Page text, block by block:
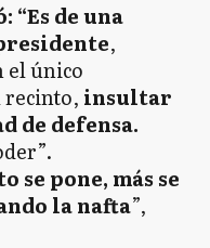
“Es de una
,
el único
insultar
de defensa.
pone, más se
la nafta”,